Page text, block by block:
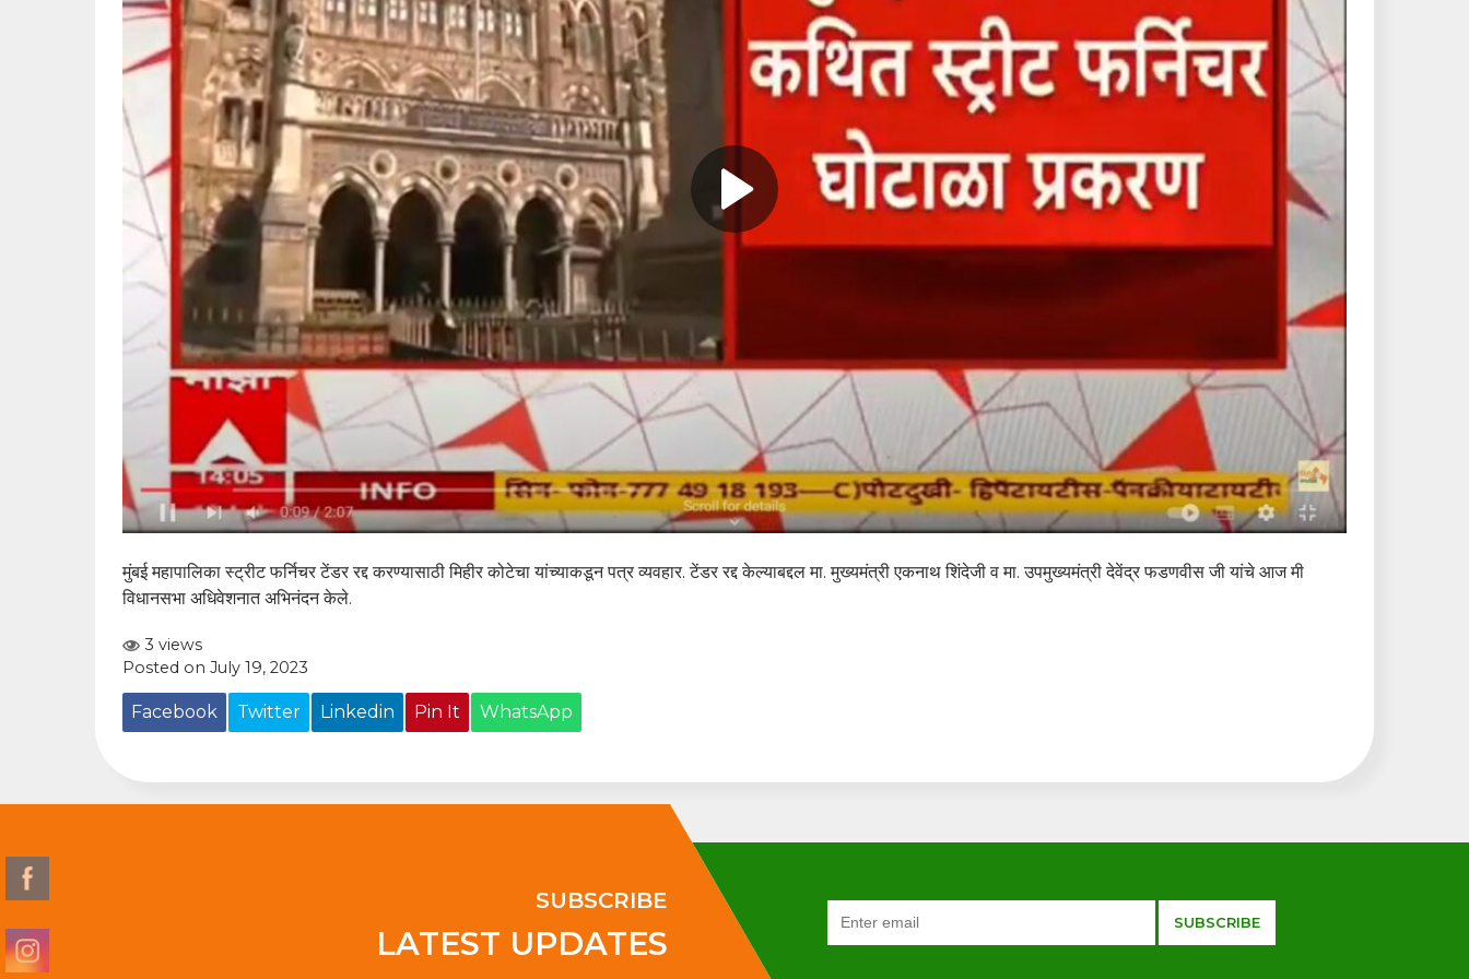
मुंबई महापालिका स्ट्रीट फर्निचर टेंडर रद्द करण्यासाठी मिहीर कोटेचा यांच्याकडून पत्र व्यवहार. टेंडर रद्द केल्याबद्दल मा. मुख्यमंत्री एकनाथ शिंदेजी व मा. उपमुख्यमंत्री देवेंद्र फडणवीस जी यांचे आज मी
विधानसभा अधिवेशनात अभिनंदन केले.
3 views
Posted on July 19, 2023
Facebook Twitter Linkedin Pin It WhatsApp
SUBSCRIBE
LATEST UPDATES